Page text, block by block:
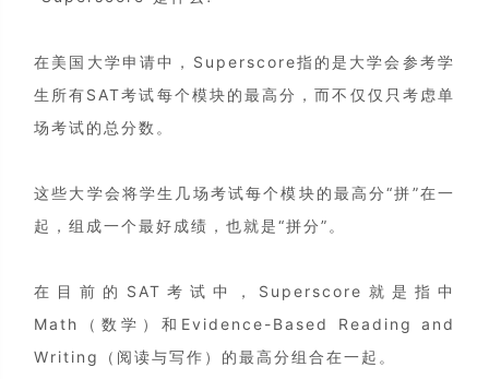
在美国大学申请中，Superscore指的是大学会参考学
生所有SAT考试每个模块的最高分，而不仅仅只考虑单
场考试的总分数。
这些大学会将学生几场考试每个模块的最高分“拼”在一
起，组成一个最好成绩，也就是“拼分”。
在目前的SAT考试中，Superscore就是指中
Math（数学）和Evidence-Based Reading and
Writing（阅读与写作）的最高分组合在一起。